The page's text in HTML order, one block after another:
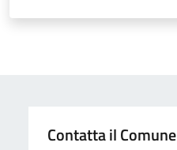
Contatta il Comune